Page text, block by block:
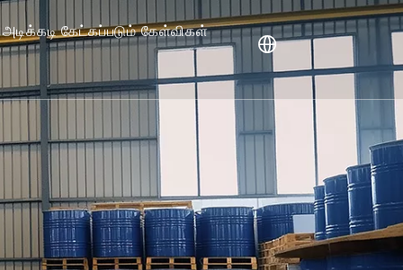
அடிக்கடி கேட்கப்படும் கேள்விகள்